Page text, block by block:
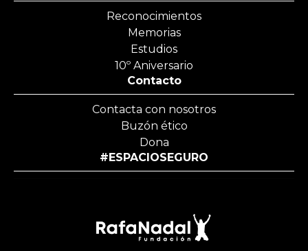
Reconocimientos
Memorias
Estudios
10º Aniversario
Contacto
Contacta con nosotros
Buzón ético
Dona
#ESPACIOSEGURO